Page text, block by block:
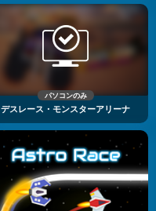
パソコンのみ
デスレース・モンスターアリーナ